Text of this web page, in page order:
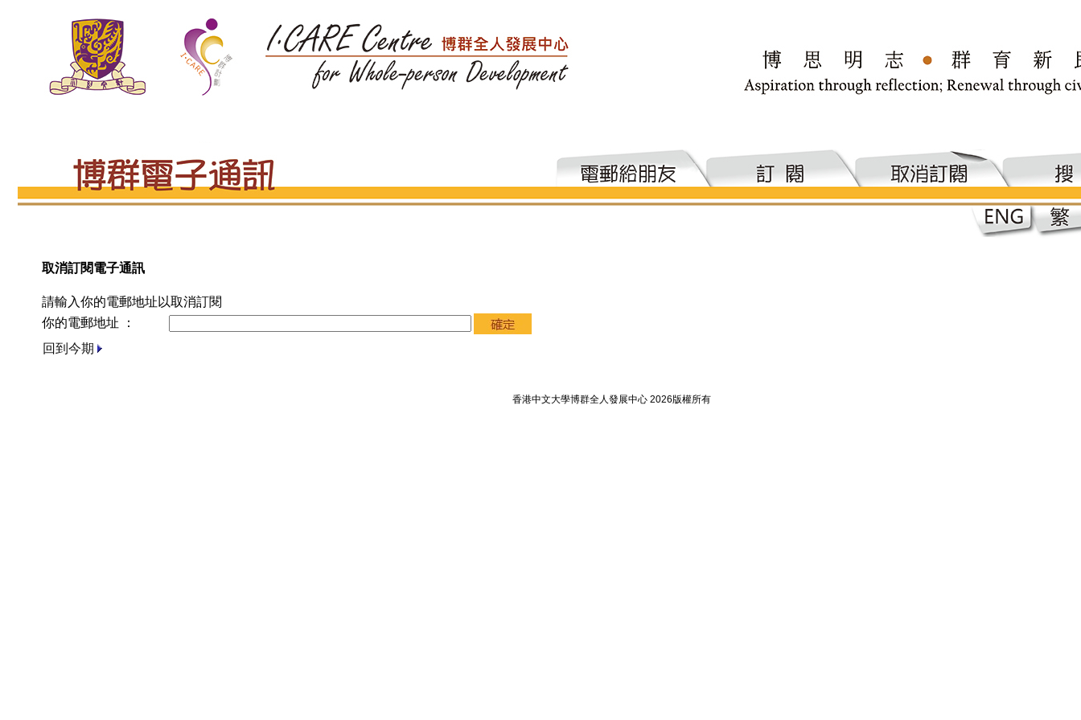
取消訂閱電子通訊
請輸入你的電郵地址以取消訂閱
你的電郵地址 ：
回到今期
香港中文大學博群全人發展中心 2026版權所有